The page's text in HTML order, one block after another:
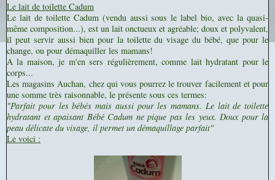
Le lait de toilette Cadum
Le lait de toilette Cadum (vendu aussi sous le label bio, avec la quasi-
même composition...), est un lait onctueux et agréable; doux et polyvalent,
il peut servir aussi bien pour la toilette du visage du bébé, que pour le
change, ou pour démaquiller les mamans!
A la maison, je m'en sers régulièrement, comme lait hydratant pour le
corps...
Les magasins Auchan, chez qui vous pourrez le trouver facilement et pour
une somme très raisonnable, le présente sous ces termes:
"Parfait pour les bébés mais aussi pour les mamans. Le lait de toilette
hydratant et apaisant Bébé Cadum ne pique pas les yeux. Doux pour la
peau délicate du visage, il permet un démaquillage parfait"
Le voici :